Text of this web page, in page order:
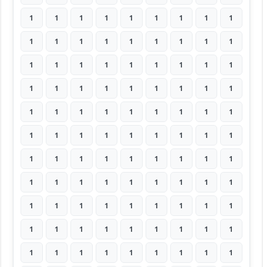
1 1 1 1 1 1 1 1 1
1 1 1 1 1 1 1 1 1
1 1 1 1 1 1 1 1 1
1 1 1 1 1 1 1 1 1
1 1 1 1 1 1 1 1 1
1 1 1 1 1 1 1 1 1
1 1 1 1 1 1 1 1 1
1 1 1 1 1 1 1 1 1
1 1 1 1 1 1 1 1 1
1 1 1 1 1 1 1 1 1
1 1 1 1 1 1 1 1 1